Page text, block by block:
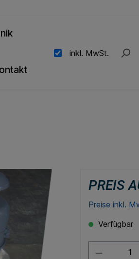
inkl. MwSt.
PREIS
Preise inkl.
Verfügbar